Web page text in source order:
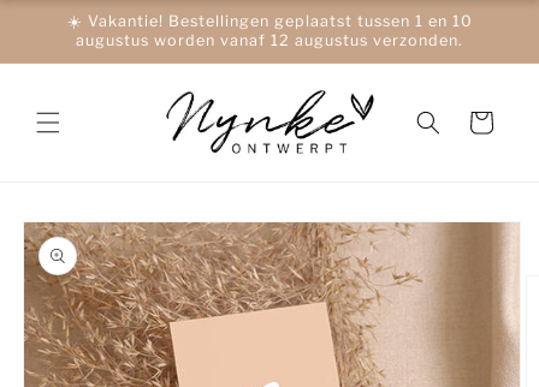
naar de
content
☀️ Vakantie! Bestellingen geplaatst tussen 1 en 10
augustus worden vanaf 12 augustus verzonden.
Winkelwagen
direct naar